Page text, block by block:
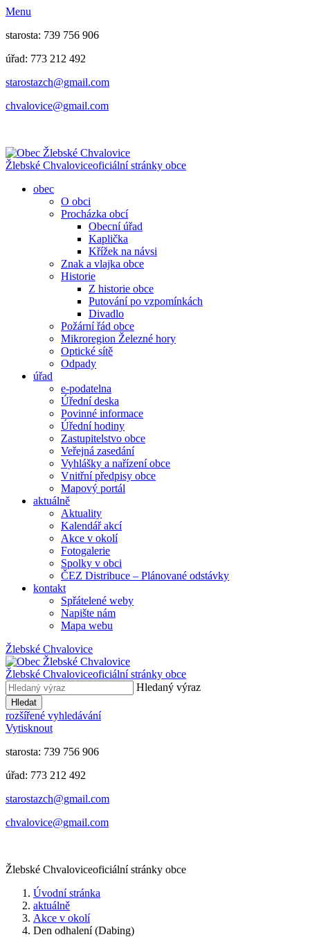
Menu
starosta: 739 756 906
úřad: 773 212 492
​​​​starostazch@gmail.com
​​​​chvalovice@gmail.com
Žlebské Chvaloviceoficiální stránky obce
obec
O obci
Procházka obcí
Obecní úřad
Kaplička
Křížek na návsi
Znak a vlajka obce
Historie
Z historie obce
Putování po vzpomínkách
Divadlo
Požární řád obce
Mikroregion Železné hory
Optické sítě
Odpady
úřad
e-podatelna
Úřední deska
Povinné informace
Úřední hodiny
Zastupitelstvo obce
Veřejná zasedání
Vyhlášky a nařízení obce
Vnitřní předpisy obce
Mapový portál
aktuálně
Aktuality
Kalendář akcí
Akce v okolí
Fotogalerie
Spolky v obci
ČEZ Distribuce – Plánované odstávky
kontakt
Spřátelené weby
Napište nám
Mapa webu
Žlebské Chvalovice
Žlebské Chvaloviceoficiální stránky obce
Hledaný výraz
Hledat
rozšířené vyhledávání
Vytisknout
starosta: 739 756 906
úřad: 773 212 492
​​​​starostazch@gmail.com
​​​​chvalovice@gmail.com
Žlebské Chvaloviceoficiální stránky obce
Úvodní stránka
aktuálně
Akce v okolí
Den odhalení (Dabing)